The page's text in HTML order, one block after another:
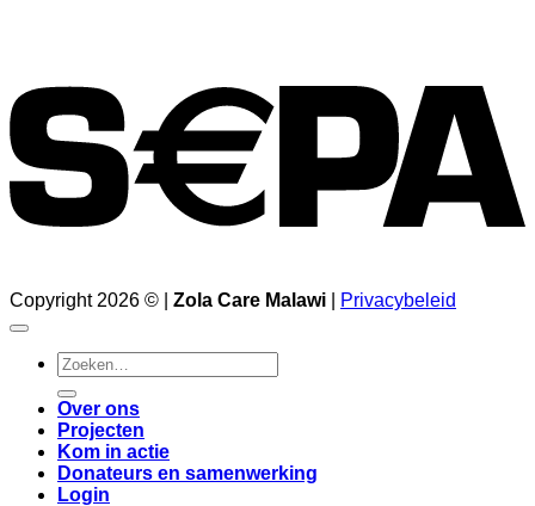
Copyright 2026 © | Zola Care Malawi Privacybeleid
Zoeken
naar:
Over ons
Projecten
Kom in actie
Donateurs en samenwerking
Login